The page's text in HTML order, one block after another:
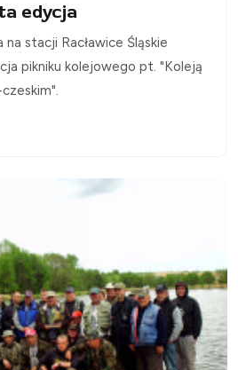
edycja
stacji Racławice Śląskie
pikniku kolejowego pt. "Koleją